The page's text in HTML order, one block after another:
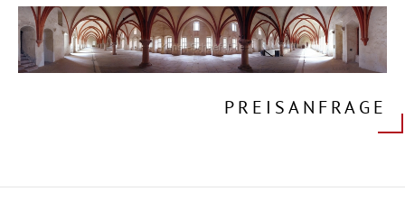
PREISANFRAGE